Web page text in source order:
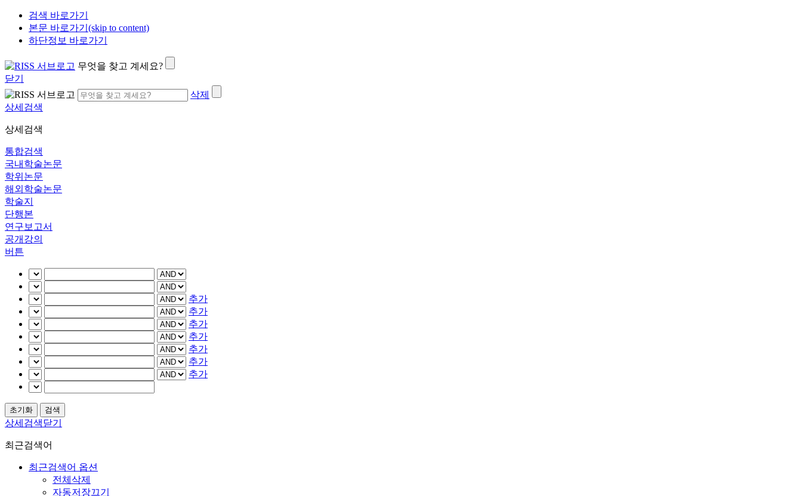
검색 바로가기
본문 바로가기(skip to content)
하단정보 바로가기
무엇을 찾고 계세요?
닫기
삭제
상세검색
상세검색
통합검색
국내학술논문
학위논문
해외학술논문
학술지
단행본
연구보고서
공개강의
버튼
추가
추가
추가
추가
추가
추가
추가
상세검색닫기
최근검색어
최근검색어 옵션
전체삭제
자동저장끄기